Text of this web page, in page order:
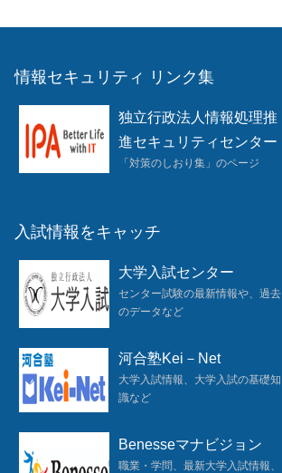
情報セキュリティ リンク集
独立行政法人情報処理推
進セキュリティセンター
「対策のしおり集」のページ
入試情報をキャッチ
大学入試センター
センター試験の最新情報や、過去
のデータなど
河合塾Kei－Net
大学入試情報、大学入試の基礎知
識など
Benesseマナビジョン
職業・学問、最新大学入試情報、